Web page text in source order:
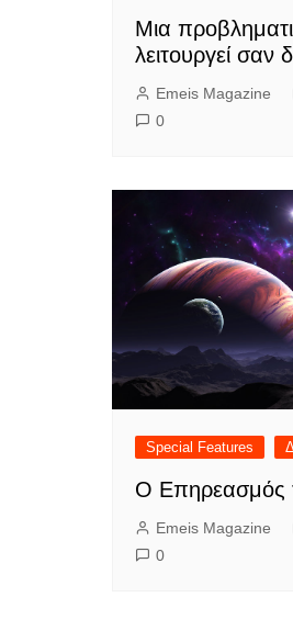
Μια
λειτουργεί σαν
Emeis Magazine
0
Special Features
Ο Επηρεασμός
Emeis Magazine
0